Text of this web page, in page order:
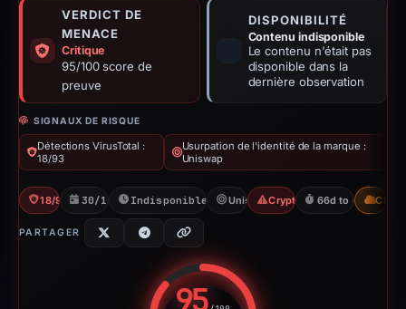
VERDICT DE
MENACE
Critique
95/100 score de
preuve
DISPONIBILITÉ
Contenu indisponible
Le contenu n'était pas
disponible dans la
dernière observation
SIGNAUX DE RISQUE
Détections VirusTotal :
18/93
Usurpation de l'identité de la marque :
Uniswap
18/93 VT30/12/2025Indisponible depuis 06/06/2026
UniswapCrypto Scam66d to CDN
PARTAGER
95